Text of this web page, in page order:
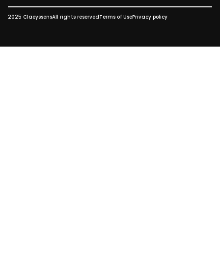
2025 ClaeyssensAll rights reservedTerms of UsePrivacy policy